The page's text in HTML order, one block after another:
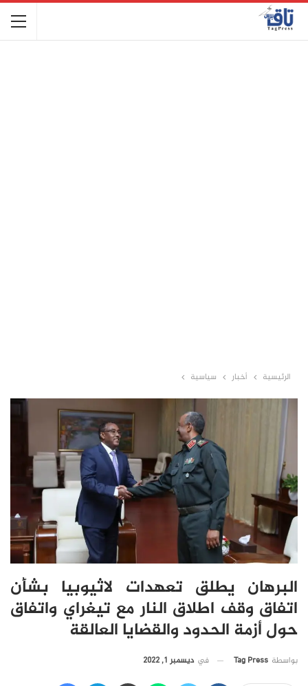
الرئيسية أخبار سياسية
البرهان يطلق تعهدات لاثيوبيا بشأن
اتفاق وقف اطلاق النار مع تيغراي واتفاق
حول أزمة الحدود والقضايا العالقة
بواسطة Tag Press في ديسمبر 1, 2022